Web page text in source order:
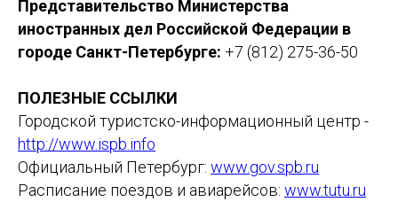
Представительство Министерства
иностранных дел Российской Федерации в
городе Санкт-Петербурге: +7 (812) 275-36-50
ПОЛЕЗНЫЕ ССЫЛКИ
Городской туристско-информационный центр -
http://www.ispb.info
Официальный Петербург: www.gov.spb.ru
Расписание поездов и авиарейсов: www.tutu.ru